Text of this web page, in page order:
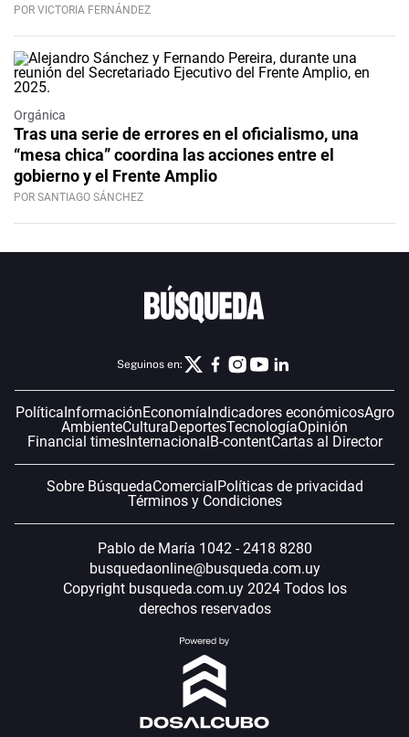
POR VICTORIA FERNÁNDEZ
Orgánica
Tras una serie de errores en el oficialismo, una
“mesa chica” coordina las acciones entre el
gobierno y el Frente Amplio
POR SANTIAGO SÁNCHEZ
Seguinos en:
PolíticaInformaciónEconomíaIndicadores económicosAgro
AmbienteCulturaDeportesTecnologíaOpinión
Financial timesInternacionalB-contentCartas al Director
Sobre BúsquedaComercialPolíticas de privacidad
Términos y Condiciones
Pablo de María 1042 - 2418 8280
busquedaonline@busqueda.com.uy
Copyright busqueda.com.uy 2024 Todos los
derechos reservados